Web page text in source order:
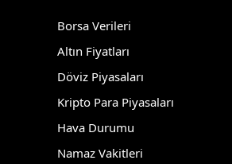
Borsa Verileri
Altın Fiyatları
Döviz Piyasaları
Kripto Para Piyasaları
Hava Durumu
Namaz Vakitleri